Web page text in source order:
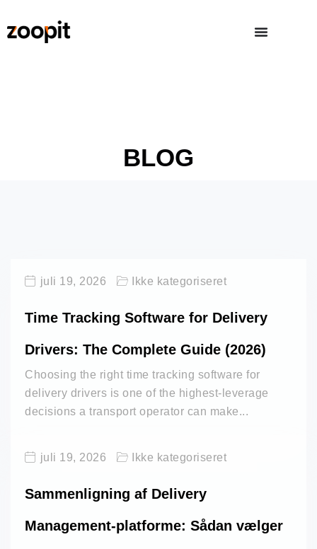
BLOG
juli 19, 2026 Ikke kategoriseret
Time Tracking Software for Delivery
Drivers: The Complete Guide (2026)
Choosing the right time tracking software for
delivery drivers is one of the highest-leverage
decisions a transport operator can make...
juli 19, 2026 Ikke kategoriseret
Sammenligning af Delivery
Management-platforme: Sådan vælger